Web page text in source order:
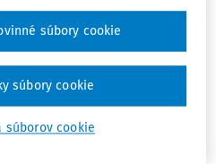
trov
právnom
súborov cookie
súbory cookie
súbory cookie